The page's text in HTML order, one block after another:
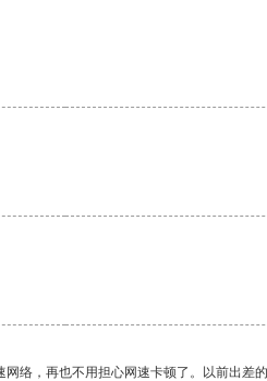
络，再也不用担心网速卡顿了。以前出差